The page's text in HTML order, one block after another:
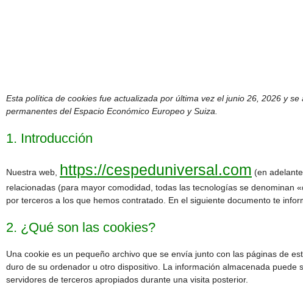
Esta política de cookies fue actualizada por última vez el junio 26, 2026 y
permanentes del Espacio Económico Europeo y Suiza.
1. Introducción
Nuestra web, https://cespeduniversal.com (en
relacionadas (para mayor comodidad, todas las tecnologías se denominan
por terceros a los que hemos contratado. En el siguiente documento te
2. ¿Qué son las cookies?
Una cookie es un pequeño archivo que se envía junto con las páginas de
duro de su ordenador u otro dispositivo. La información almacenada puede
servidores de terceros apropiados durante una visita posterior.